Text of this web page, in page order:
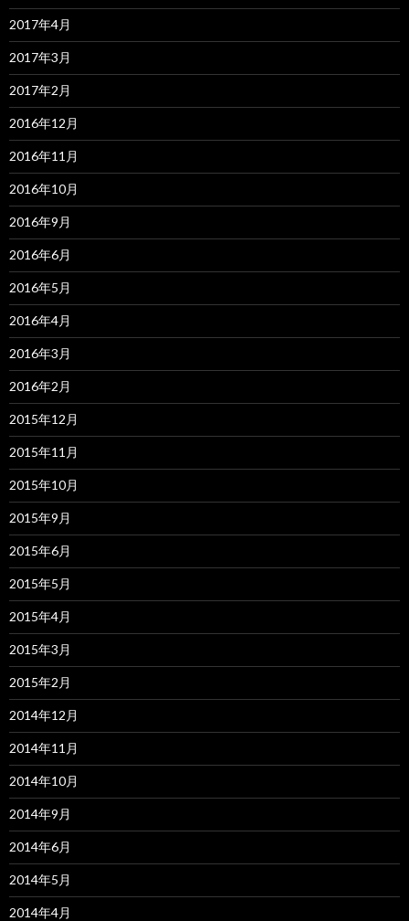
2017年4月
2017年3月
2017年2月
2016年12月
2016年11月
2016年10月
2016年9月
2016年6月
2016年5月
2016年4月
2016年3月
2016年2月
2015年12月
2015年11月
2015年10月
2015年9月
2015年6月
2015年5月
2015年4月
2015年3月
2015年2月
2014年12月
2014年11月
2014年10月
2014年9月
2014年6月
2014年5月
2014年4月